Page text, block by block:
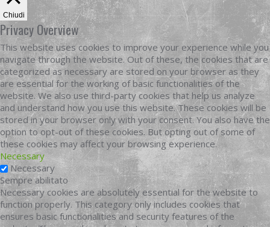
Chiudi
Privacy Overview
This website uses cookies to improve your experience while you
navigate through the website. Out of these, the cookies that are
categorized as necessary are stored on your browser as they
are essential for the working of basic functionalities of the
website. We also use third-party cookies that help us analyze
and understand how you use this website. These cookies will be
stored in your browser only with your consent. You also have the
option to opt-out of these cookies. But opting out of some of
these cookies may affect your browsing experience.
Necessary
Necessary
Sempre abilitato
Necessary cookies are absolutely essential for the website to
function properly. This category only includes cookies that
ensures basic functionalities and security features of the